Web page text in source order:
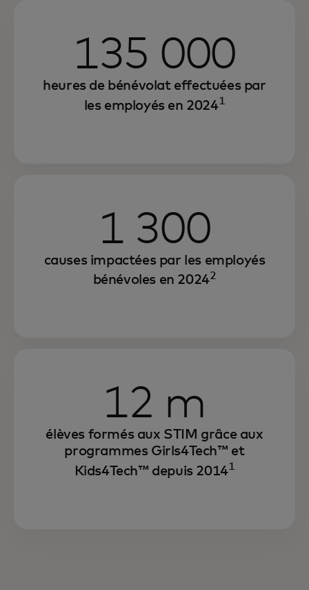
135 000
heures de bénévolat effectuées par
les employés en 20241
1 300
causes impactées par les employés
bénévoles en 20242
12 m
élèves formés aux STIM grâce aux
programmes Girls4Tech™ et
Kids4Tech™ depuis 20141